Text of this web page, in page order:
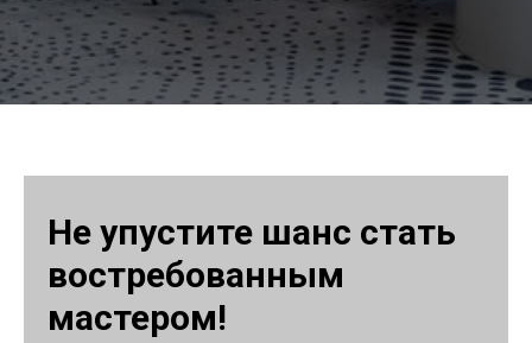
Не упустите шанс стать
востребованным
мастером!